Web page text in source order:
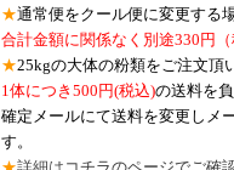
★通常便をクール便に変更する
合計金額に関係なく別途330円
★25kgの大体の粉類をご注文頂
1体につき500円(税込)の送料を
確定メールにて送料を変更しメ
す。